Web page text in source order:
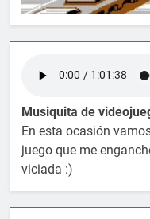
Musiquita de
En esta ocasión
juego que me
viciada :)